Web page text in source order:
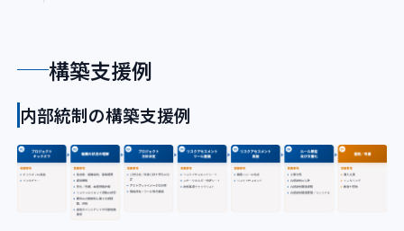
構築支援例
内部統制の構築支援例